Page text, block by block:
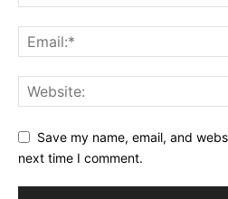
Save my name, email, and
next time I comment.